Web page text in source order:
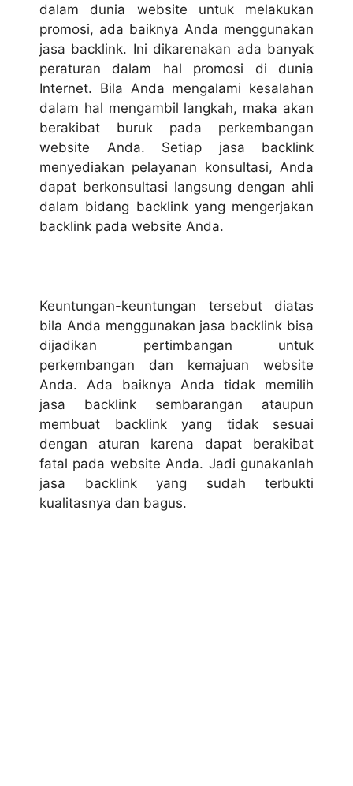
dalam dunia website untuk melakukan
promosi, ada baiknya Anda menggunakan
jasa backlink. Ini dikarenakan ada banyak
peraturan dalam hal promosi di dunia
Internet. Bila Anda mengalami kesalahan
dalam hal mengambil langkah, maka akan
berakibat buruk pada perkembangan
website Anda. Setiap jasa backlink
menyediakan pelayanan konsultasi, Anda
dapat berkonsultasi langsung dengan ahli
dalam bidang backlink yang mengerjakan
backlink pada website Anda.
Keuntungan-keuntungan tersebut diatas
bila Anda menggunakan jasa backlink bisa
dijadikan pertimbangan untuk
perkembangan dan kemajuan website
Anda. Ada baiknya Anda tidak memilih
jasa backlink sembarangan ataupun
membuat backlink yang tidak sesuai
dengan aturan karena dapat berakibat
fatal pada website Anda. Jadi gunakanlah
jasa backlink yang sudah terbukti
kualitasnya dan bagus.